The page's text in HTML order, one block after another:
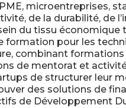
microentreprises,
de la durabilité, de
du tissu économique
formation pour les
combinant
de mentorat et
de structurer leur
des solutions de
de Développement